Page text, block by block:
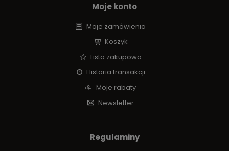
Moje konto
Moje zamówienia
Koszyk
Lista zakupowa
Historia transakcji
Moje rabaty
Newsletter
Regulaminy